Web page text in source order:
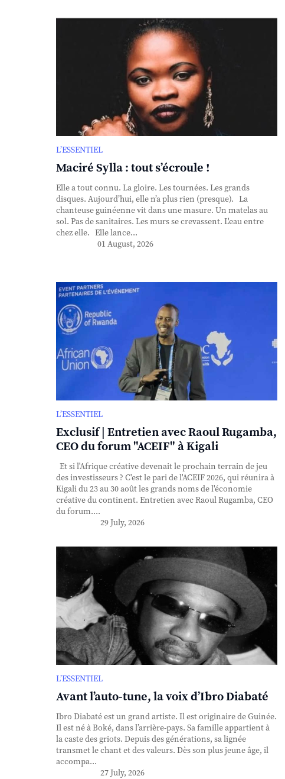
L’ESSENTIEL
Maciré Sylla : tout s’écroule !
Elle a tout connu. La gloire. Les tournées. Les grands
disques. Aujourd’hui, elle n’a plus rien (presque). La
chanteuse guinéenne vit dans une masure. Un matelas au
sol. Pas de sanitaires. Les murs se crevassent. L'eau entre
chez elle. Elle lance...
01 August, 2026
L’ESSENTIEL
Exclusif | Entretien avec Raoul Rugamba,
CEO du forum "ACEIF" à Kigali
Et si l'Afrique créative devenait le prochain terrain de jeu
des investisseurs ? C'est le pari de l'ACEIF 2026, qui réunira à
Kigali du 23 au 30 août les grands noms de l'économie
créative du continent. Entretien avec Raoul Rugamba, CEO
du forum....
29 July, 2026
L’ESSENTIEL
Avant l’auto-tune, la voix d’Ibro Diabaté
Ibro Diabaté est un grand artiste. Il est originaire de Guinée.
Il est né à Boké, dans l’arrière-pays. Sa famille appartient à
la caste des griots. Depuis des générations, sa lignée
transmet le chant et des valeurs. Dès son plus jeune âge, il
accompa...
27 July, 2026